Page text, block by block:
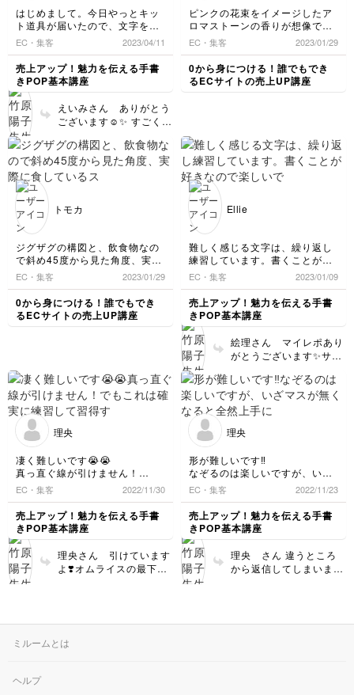
す。左右に回せるように
なるとひらがなの湾曲カ
ーブなどでも応用できま
すので 気長に書いてみ
てください。できるよう
になるとまあるくて可愛
るあまり文字が歪んでし
まっては本末転倒です。
なので思うようにならな
い場合は細いペンで修正
す❗️『あ，ここは細い
術のうちです。修正して
理想の形を作っていくう
ちに『自分はここの角度
がいつも苦手だな』とか
『ここを大きくするとか
っこよくなるな』『あ
たから後で書き足せばい
いな』と目も肥えて行き
練習をご理解くださって
いて文字バランスもバッ
チリ！ですので焦らずお
りますます楽しくなって
いくと思います。えいみ
さんの進捗が私も楽しみ
本がすごく役に立つと思
います。またぜひ投稿楽
しみにお待ちしています
はじめまして。今日やっとキッ
ト道具が届いたので、文字を書
き始めました。以前もこ字講座
を受けていたお陰か、四角マス
めいっぱい文字を書くのにすん
なり抵抗なく書く事ができまし
た😊
まだまだ下手くそでマーカーに
も慣れていませんが、頑張りた
いのでよろしくお願いします🙏
EC・集客 2023/04/11
売上アップ！魅力を伝える手書
きPOP基本講座
えいみさん ありがとう
ございます☺️✨ すごく整
❗️もこ字講座と共通する
部分がたくさんあると思
います。もこ字の先生に
ていくパターンが多いで
進んでいただけたら基礎
の習得はバッチリです☺️
✨ イラストやタイトル
文字、飾り文字もぜひマ
イレポにて拝見させてく
ださいね！
ピンクの花束をイメージしたア
ロマストーンの香りが想像でき
るように花と香水瓶を入れてな
おかつ清潔感が出るように撮影
してみました。
EC・集客 2023/01/29
0から身につける！誰でもでき
るECサイトの売上UP講座
トモカ
ジグザグの構図と、飲食物なの
で斜め45度から見た角度、実際
に食しているストーリーが想像
できるかを意識してみました。
EC・集客 2023/01/29
0から身につける！誰でもでき
るECサイトの売上UP講座
Ellie
難しく感じる文字は、繰り返し
練習しています。書くことが好
きなので楽しいです！
EC・集客 2023/01/09
売上アップ！魅力を伝える手書
きPOP基本講座
絵理さん マイレポあり
がとうございます✨サイ
です❗️ 地味な基本練習で
すが 下書きなしでフリ
ーハンドで描く時に「基
実感していただけると思
文を書く」は さらに空
間を生かして文字を並べ
ていくという 、応用に
なっていきますので是非
この先も（長いですが
😅）気長に受講をお楽し
理央
凄く難しいです😭😭
真っ直ぐ線が引けません！
でもこれは確実に練習して習得
するんものだと思うので頑張り
ます！
EC・集客 2022/11/30
売上アップ！魅力を伝える手書
きPOP基本講座
理央さん 引けています
よ❣️オムライスの最下
す！ ハートやジグザグ
を書けるように、いうよ
理央
形が難しいです‼️
なぞるのは楽しいですが、いざ
マスが無くなると全然上手に書
けません😭
これは書いて覚えるしかないで
すね💦
でもこの文字を書くだけでお店
の様なPOPが書けるので、この
先が楽しみです！
EC・集客 2022/11/23
売上アップ！魅力を伝える手書
きPOP基本講座
理央 さん 違うところ
から返信してしまいまし
レポ拝見させてください
ミルームとは
ヘルプ